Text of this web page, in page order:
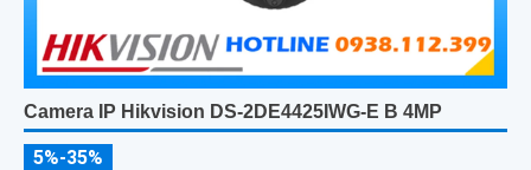
Camera IP Hikvision DS-2DE4425IWG-E B 4MP
5%-35%